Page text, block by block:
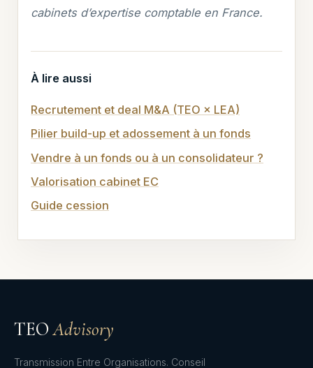
cabinets d’expertise comptable en France.
À lire aussi
Recrutement et deal M&A (TEO × LEA)
Pilier build-up et adossement à un fonds
Vendre à un fonds ou à un consolidateur ?
Valorisation cabinet EC
Guide cession
TEOAdvisory
Transmission Entre Organisations. Conseil